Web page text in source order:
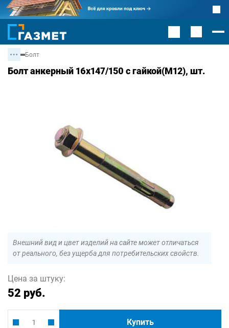
Болт
Болт анкерный 16х147/150 с гайкой(М12), шт.
Внешний вид и цвет изделий на сайте может отличаться
от реального, без ущерба для потребительских свойств.
Цена за штуку:
52 руб.
Купить